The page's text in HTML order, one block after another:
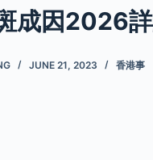
成因2026詳
JUNE 21, 2023 香港事